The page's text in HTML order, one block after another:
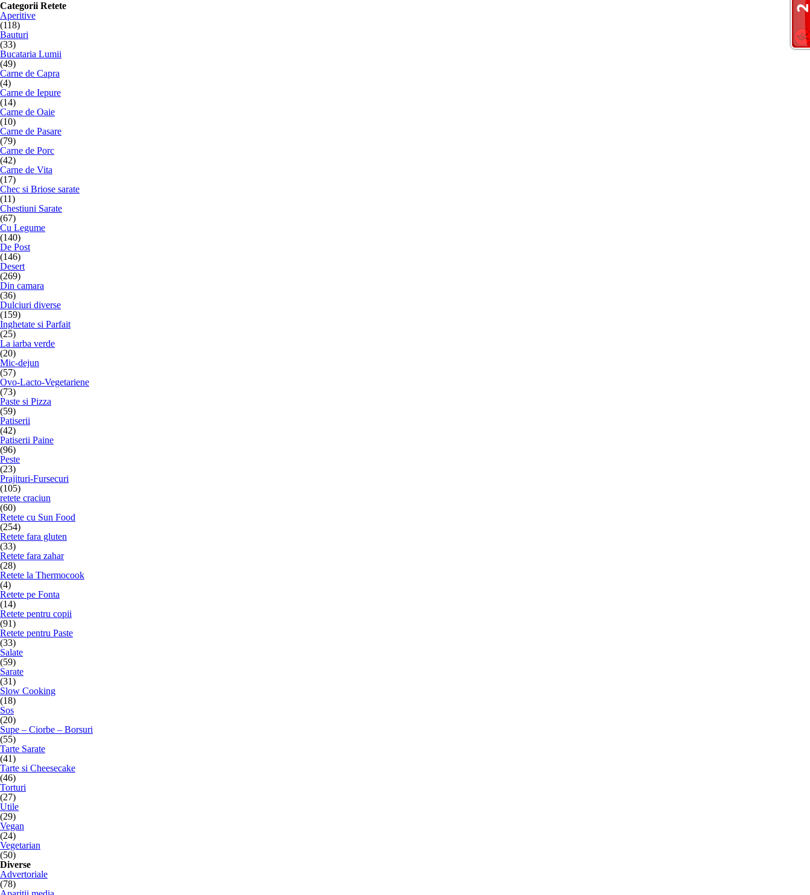
Categorii Retete
Aperitive
(118)
Bauturi
(33)
Bucataria Lumii
(49)
Carne de Capra
(4)
Carne de Iepure
(14)
Carne de Oaie
(10)
Carne de Pasare
(79)
Carne de Porc
(42)
Carne de Vita
(17)
Chec si Briose sarate
(11)
Chestiuni Sarate
(67)
Cu Legume
(140)
De Post
(146)
Desert
(269)
Din camara
(36)
Dulciuri diverse
(159)
Inghetate si Parfait
(25)
La iarba verde
(20)
Mic-dejun
(57)
Ovo-Lacto-Vegetariene
(73)
Paste si Pizza
(59)
Patiserii
(42)
Patiserii Paine
(96)
Peste
(23)
Prajituri-Fursecuri
(105)
retete craciun
(60)
Retete cu Sun Food
(254)
Retete fara gluten
(33)
Retete fara zahar
(28)
Retete la Thermocook
(4)
Retete pe Fonta
(14)
Retete pentru copii
(91)
Retete pentru Paste
(33)
Salate
(59)
Sarate
(31)
Slow Cooking
(18)
Sos
(20)
Supe – Ciorbe – Borsuri
(55)
Tarte Sarate
(41)
Tarte si Cheesecake
(46)
Torturi
(27)
Utile
(29)
Vegan
(24)
Vegetarian
(50)
Diverse
Advertoriale
(78)